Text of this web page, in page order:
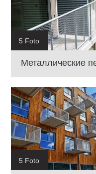
5 Foto
Металлические
5 Foto